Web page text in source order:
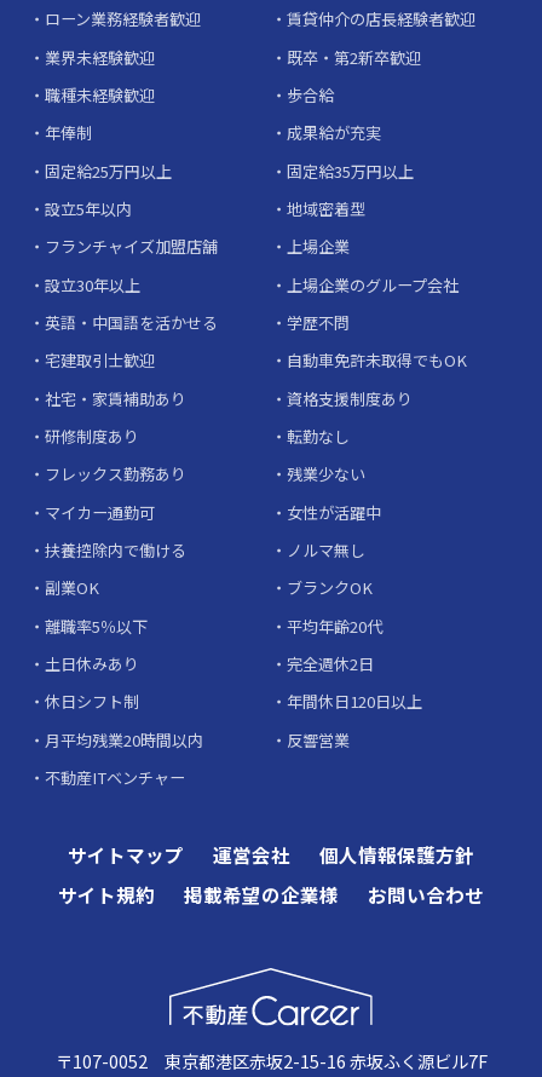
ローン業務経験者歓迎
賃貸仲介の店長経験者歓迎
業界未経験歓迎
既卒・第2新卒歓迎
職種未経験歓迎
歩合給
年俸制
成果給が充実
固定給25万円以上
固定給35万円以上
設立5年以内
地域密着型
フランチャイズ加盟店舗
上場企業
設立30年以上
上場企業のグループ会社
英語・中国語を活かせる
学歴不問
宅建取引士歓迎
自動車免許未取得でもOK
社宅・家賃補助あり
資格支援制度あり
研修制度あり
転勤なし
フレックス勤務あり
残業少ない
マイカー通勤可
女性が活躍中
扶養控除内で働ける
ノルマ無し
副業OK
ブランクOK
離職率5％以下
平均年齢20代
土日休みあり
完全週休2日
休日シフト制
年間休日120日以上
月平均残業20時間以内
反響営業
不動産ITベンチャー
サイトマップ 運営会社
個人情報保護方針
サイト規約
掲載希望の企業様 お問い合わせ
〒107-0052 東京都港区赤坂2-15-16 赤坂ふく源ビル7F